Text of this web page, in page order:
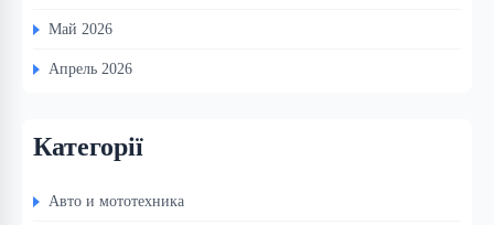
Май 2026
Апрель 2026
Категорії
Авто и мототехника